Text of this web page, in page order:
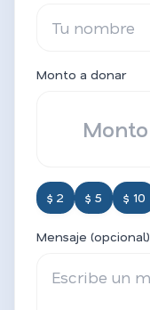
Monto a donar
$ 2 $ 5 $ 10
Mensaje (opcional)